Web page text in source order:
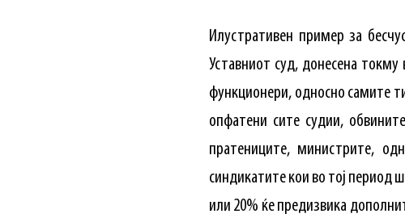
Илустративен пример за
Уставниот суд, донесена
функционери, односно самите
опфатени сите судии,
пратениците, министрите,
синдикатите кои во тој период
или 20% ќе предизвика